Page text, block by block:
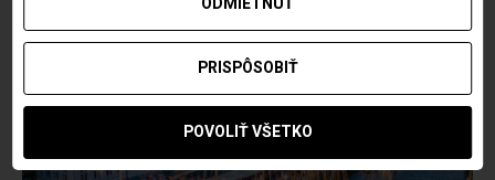
PRISPÔSOBIŤ
POVOLIŤ VŠETKO